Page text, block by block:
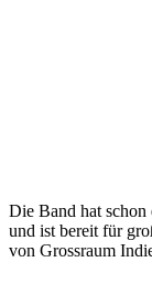
Die Band hat
und ist bereit für
von Grossraum